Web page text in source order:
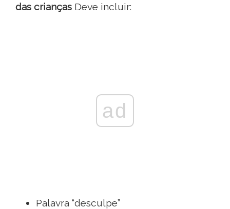
das crianças Deve incluir:
ad
Palavra “desculpe”